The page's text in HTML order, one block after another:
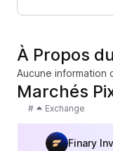
À Propos
Aucune information
Marchés
# Exchange
Finary